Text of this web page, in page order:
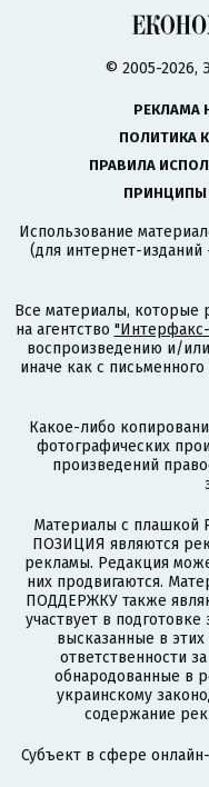
© 2005-
РЕКЛАМА
ПОЛИТИКА
ПРАВИЛА
ПРИНЦИПЫ
Использование
(для интернет-
Все материалы, которые
на агентство
воспроизведению и/
иначе как с
Какое-либо
фотографических
произведений
Материалы с плашкой
ПОЗИЦИЯ являются
рекламы. Редакция
них продвигаются.
ПОДДЕРЖКУ также
участвует в
высказанные в
ответственности
обнародованные в
украинскому
содержание
Субъект в сфере